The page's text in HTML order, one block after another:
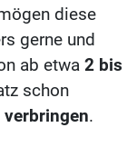
diese
gerne und
ab etwa 2 bis
schon
verbringen.